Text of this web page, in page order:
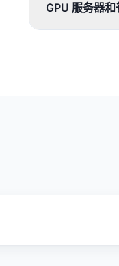
GPU 服务器